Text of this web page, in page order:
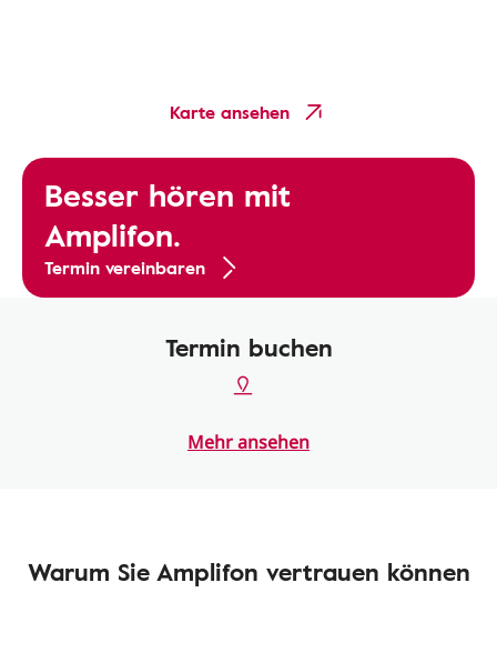
Karte ansehen
Besser hören mit
Amplifon.
Termin vereinbaren
Termin buchen
Mehr ansehen
Warum Sie Amplifon vertrauen können